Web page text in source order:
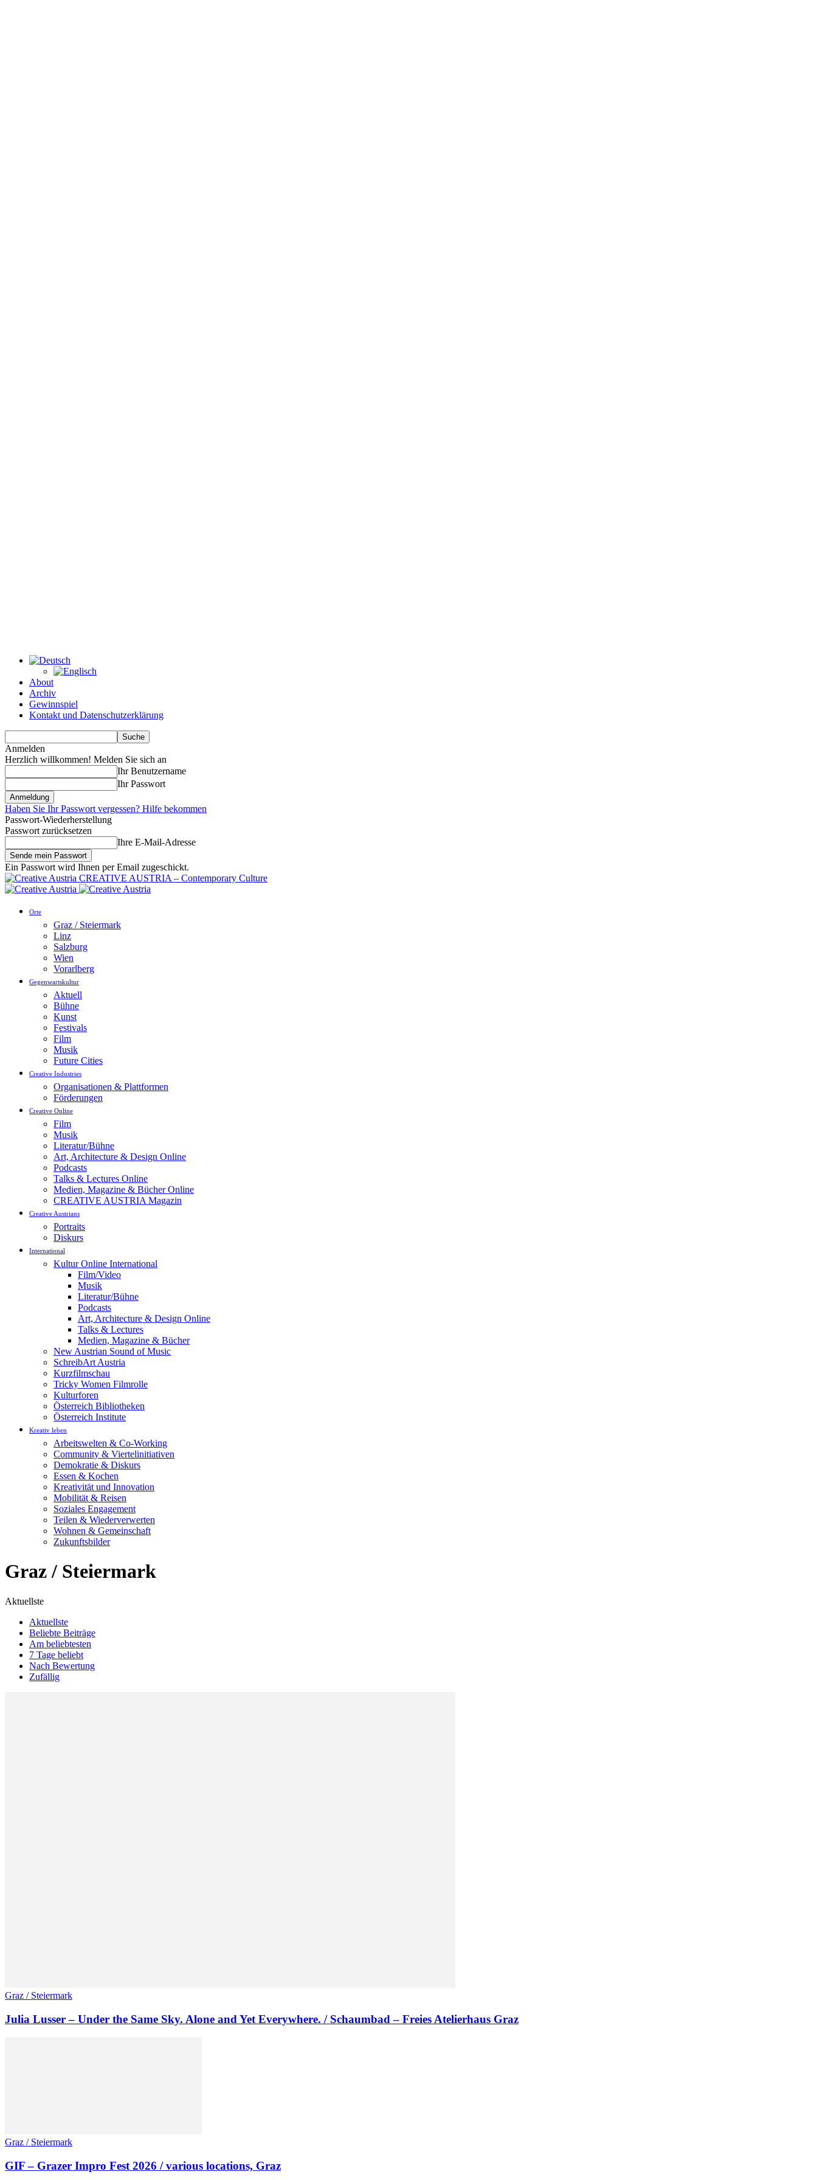
About
Archiv
Gewinnspiel
Kontakt und Datenschutzerklärung
Anmelden
Herzlich willkommen! Melden Sie sich an
Ihr Benutzername
Ihr Passwort
Haben Sie Ihr Passwort vergessen? Hilfe bekommen
Passwort-Wiederherstellung
Passwort zurücksetzen
Ihre E-Mail-Adresse
Ein Passwort wird Ihnen per Email zugeschickt.
CREATIVE AUSTRIA – Contemporary Culture
Orte
Graz / Steiermark
Linz
Salzburg
Wien
Vorarlberg
Gegenwartskultur
Aktuell
Bühne
Kunst
Festivals
Film
Musik
Future Cities
Creative Industries
Organisationen & Plattformen
Förderungen
Creative Online
Film
Musik
Literatur/Bühne
Art, Architecture & Design Online
Podcasts
Talks & Lectures Online
Medien, Magazine & Bücher Online
CREATIVE AUSTRIA Magazin
Creative Austrians
Portraits
Diskurs
International
Kultur Online International
Film/Video
Musik
Literatur/Bühne
Podcasts
Art, Architecture & Design Online
Talks & Lectures
Medien, Magazine & Bücher
New Austrian Sound of Music
SchreibArt Austria
Kurzfilmschau
Tricky Women Filmrolle
Kulturforen
Österreich Bibliotheken
Österreich Institute
Kreativ leben
Arbeitswelten & Co-Working
Community & Viertelinitiativen
Demokratie & Diskurs
Essen & Kochen
Kreativität und Innovation
Mobilität & Reisen
Soziales Engagement
Teilen & Wiederverwerten
Wohnen & Gemeinschaft
Zukunftsbilder
Graz / Steiermark
Aktuellste
Aktuellste
Beliebte Beiträge
Am beliebtesten
7 Tage beliebt
Nach Bewertung
Zufällig
Graz / Steiermark
Julia Lusser – Under the Same Sky. Alone and Yet Everywhere. / Schaumbad – Freies Atelierhaus Graz
Graz / Steiermark
GIF – Grazer Impro Fest 2026 / various locations, Graz